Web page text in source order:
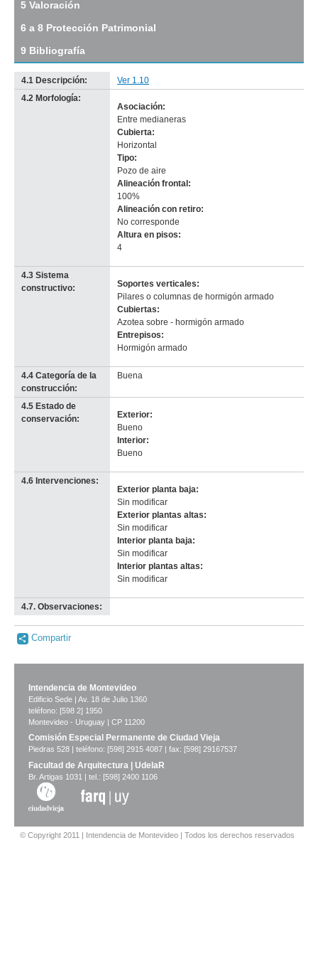
Descargar
original
5 Valoración
6 a 8 Protección Patrimonial
9 Bibliografía
4.1 Descripción:
Ver 1.10
4.2 Morfología:
Asociación:
Entre medianeras
Cubierta:
Horizontal
Tipo:
Pozo de aire
Alineación frontal:
100%
Alineación con retiro:
No corresponde
-
no
Altura en pisos:
4
4.3 Sistema
constructivo:
Soportes verticales:
Pilares o columnas de hormigón armado
Cubiertas:
Azotea sobre - hormigón armado
Entrepisos:
Hormigón armado
4.4 Categoría de la
construcción:
Buena
4.5 Estado de
conservación:
Exterior:
Bueno
Interior:
Bueno
4.6 Intervenciones:
Exterior planta baja:
Sin modificar
Exterior plantas altas:
Sin modificar
Interior planta baja:
Sin modificar
Interior plantas altas:
Sin modificar
4.7. Observaciones:
Compartir
Intendencia de Montevideo
Edificio Sede | Av. 18 de Julio 1360
teléfono: [598 2] 1950
Montevideo - Uruguay | CP 11200
Comisión Especial Permanente de Ciudad Vieja
Piedras 528 | teléfono: [598] 2915 4087 | fax: [598] 29167537
Facultad de Arquitectura | UdelaR
Br. Artigas 1031 | tel.: [598] 2400 1106
© Copyright 2011 | Intendencia de Montevideo | Todos los derechos reservados